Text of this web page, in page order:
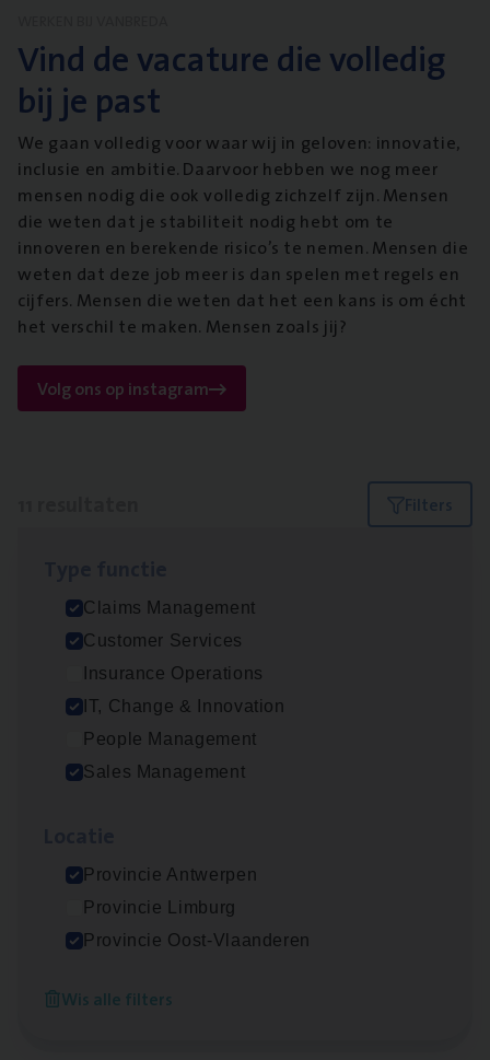
Vind de vacature die volledig
bij je past
We gaan volledig voor waar wij in geloven: innovatie,
inclusie en ambitie. Daarvoor hebben we nog meer
mensen nodig die ook volledig zichzelf zijn. Mensen
die weten dat je stabiliteit nodig hebt om te
innoveren en berekende risico’s te nemen. Mensen die
weten dat deze job meer is dan spelen met regels en
cijfers. Mensen die weten dat het een kans is om écht
het verschil te maken. Mensen zoals jij?
Volg ons op instagram
Filters
Claims Management
Customer Services
Insurance Operations
IT, Change & Innovation
People Management
Sales Management
Provincie Antwerpen
Provincie Limburg
Provincie Oost-Vlaanderen
Wis alle filters
Test Ana­lyst
IT, Change & Innovation
Antwerpen
Scha­de­be­heer­der verzekeringen
Scha­de Expert Fleet
Antwerpen